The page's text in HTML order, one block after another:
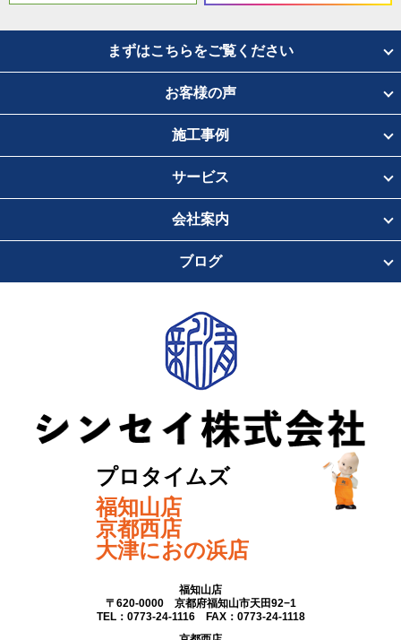
まずはこちらをご覧ください
お客様の声
施工事例
サービス
会社案内
ブログ
プロタイムズ
福知山店
京都西店
大津におの浜店
福知山店
〒620-0000 京都府福知山市天田92−1
TEL：0773-24-1116 FAX：0773-24-1118